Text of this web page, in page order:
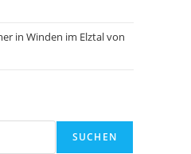
in Winden im Elztal von
SUCHEN